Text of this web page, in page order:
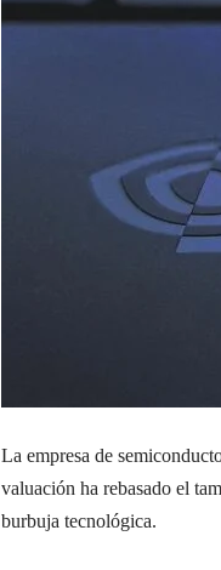
La empresa de
valuación ha rebasado el
burbuja tecnológica.